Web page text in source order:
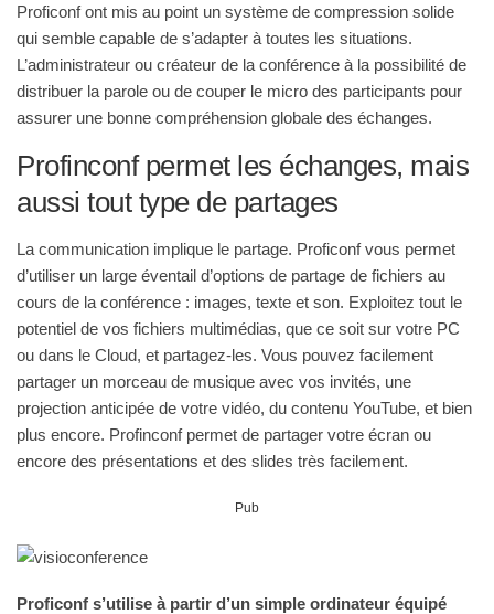
Proficonf ont mis au point un système de compression solide
qui semble capable de s’adapter à toutes les situations.
L’administrateur ou créateur de la conférence à la possibilité de
distribuer la parole ou de couper le micro des participants pour
assurer une bonne compréhension globale des échanges.
Profinconf permet les échanges, mais
aussi tout type de partages
La communication implique le partage. Proficonf vous permet
d’utiliser un large éventail d’options de partage de fichiers au
cours de la conférence : images, texte et son. Exploitez tout le
potentiel de vos fichiers multimédias, que ce soit sur votre PC
ou dans le Cloud, et partagez-les. Vous pouvez facilement
partager un morceau de musique avec vos invités, une
projection anticipée de votre vidéo, du contenu YouTube, et bien
plus encore. Profinconf permet de partager votre écran ou
encore des présentations et des slides très facilement.
Pub
Proficonf s’utilise à partir d’un simple ordinateur équipé